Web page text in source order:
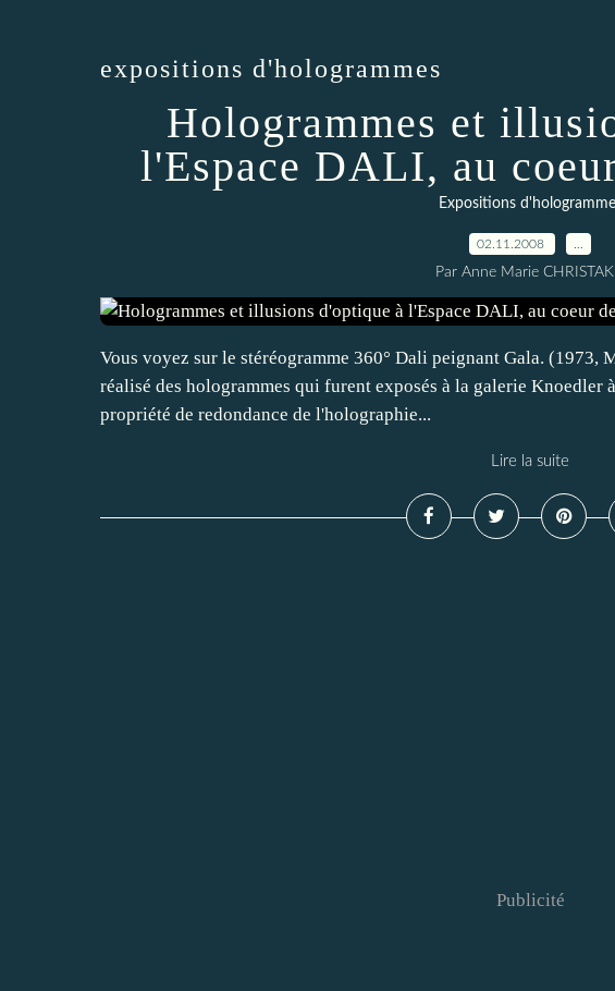
expositions d'hologrammes
Hologrammes et
l'Espace DALI, au
Expositions
02.11.2008
Par Anne Marie
Vous voyez sur le stéréogramme 360° Dali peignant Gala.
réalisé des hologrammes qui furent exposés à la galerie Knoedler
propriété de redondance de l'holographie...
Lire la suite
Publicité